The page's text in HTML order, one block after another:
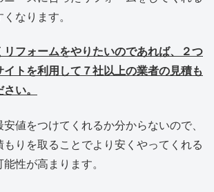
なります。
リフォームをやりたいのであれば、２つ
イトを利用して７社以上の業者の見積も
い。
値をつけてくれるか分からないので、
もりを取ることでより安くやってくれる
性が高まります。